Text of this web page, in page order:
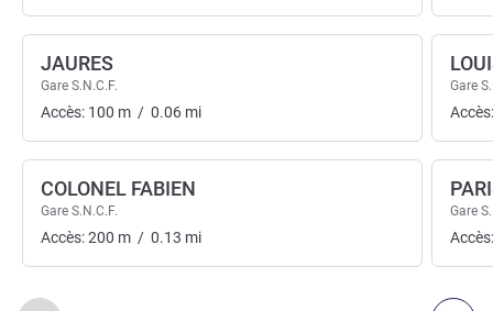
JAURES
Gare S.N.C.F.
Accès: 100 m / 0.06 mi
COLONEL FABIEN
Gare S.N.C.F.
Accès:200 m / 0.13 mi
Gare
Gare